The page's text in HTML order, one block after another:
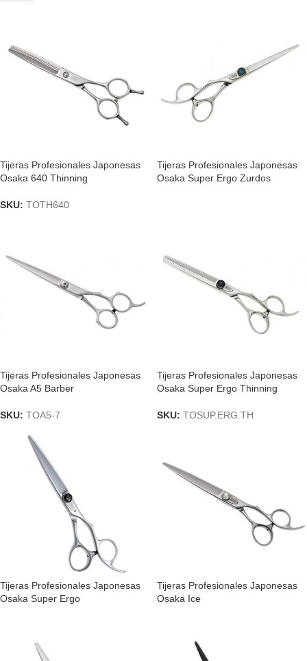
Tijeras Profesionales Japonesas
Osaka 640 Thinning
SKU: TOTH640
Tijeras Profesionales Japonesas
Osaka Super Ergo Zurdos
Tijeras Profesionales Japonesas
Osaka A5 Barber
SKU: TOA5-7
Tijeras Profesionales Japonesas
Osaka Super Ergo Thinning
SKU: TOSUP.ERG.TH
Tijeras Profesionales Japonesas
Osaka Super Ergo
Tijeras Profesionales Japonesas
Osaka Ice